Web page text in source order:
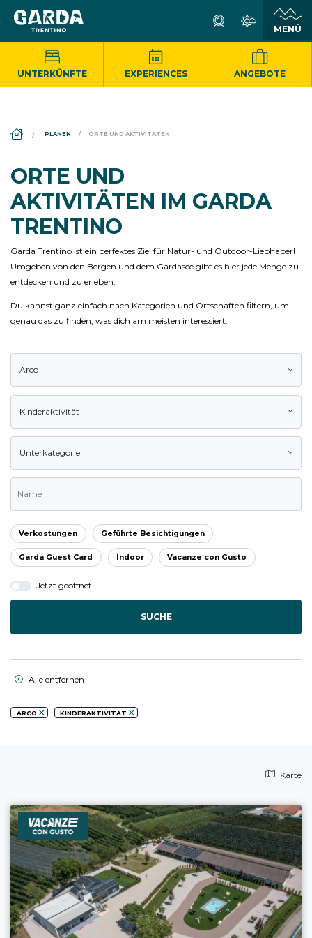
UNTERKÜNFTE EXPERIENCES ANGEBOTE
DS_BREADCRUMB.HOME
PLANEN ORTE UND AKTIVITÄTEN
ORTE UND
AKTIVITÄTEN IM GARDA
TRENTINO
Garda Trentino ist ein perfektes Ziel für Natur- und Outdoor-Liebhaber!
Umgeben von den Bergen und dem Gardasee gibt es hier jede Menge zu
entdecken und zu erleben.
Du kannst ganz einfach nach Kategorien und Ortschaften filtern, um
genau das zu finden, was dich am meisten interessiert.
Arco
Kinderaktivität
Unterkategorie
Verkostungen Geführte Besichtigungen
Garda Guest Card Indoor Vacanze con Gusto
Jetzt geöffnet
SUCHE
Alle entfernen
ARCO KINDERAKTIVITÄT
Karte